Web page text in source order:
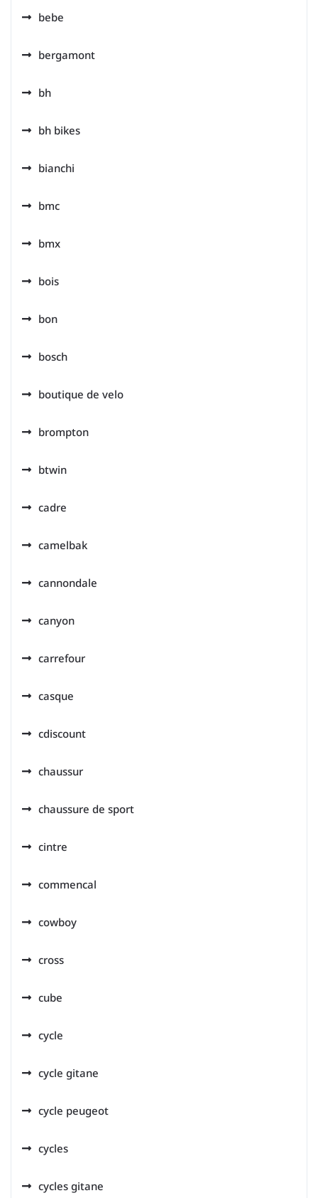
bebe
bergamont
bh
bh bikes
bianchi
bmc
bmx
bois
bon
bosch
boutique de velo
brompton
btwin
cadre
camelbak
cannondale
canyon
carrefour
casque
cdiscount
chaussur
chaussure de sport
cintre
commencal
cowboy
cross
cube
cycle
cycle gitane
cycle peugeot
cycles
cycles gitane